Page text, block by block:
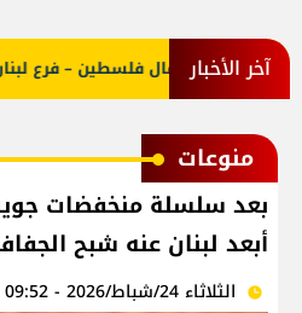
آخر الأخبار
من 'اتحاد عمال فلسطين – فرع لبنان'
منوعات
بعد سلسلة منخفضات
أبعد لبنان عنه شبح الجفاف
الثلاثاء 24/شباط/2026 - 09:52 ص